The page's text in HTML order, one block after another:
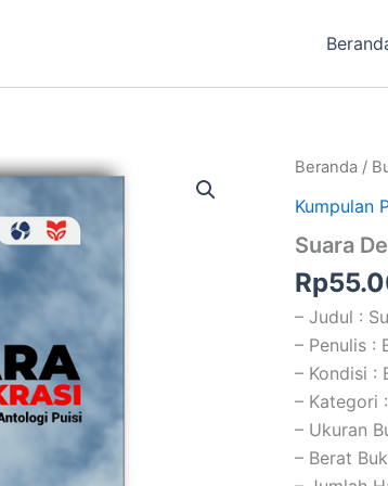
Beranda /
Kumpulan
Suara
Rp
– Judul :
– Penulis :
– Kondisi :
– Kategori
– Ukuran
– Berat